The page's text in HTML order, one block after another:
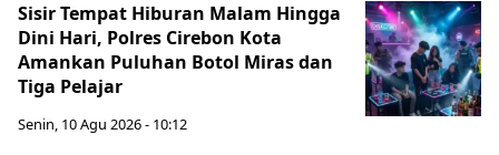
Sisir Tempat Hiburan Malam Hingga
Dini Hari, Polres Cirebon Kota
Amankan Puluhan Botol Miras dan
Tiga Pelajar
Senin, 10 Agu 2026 - 10:12